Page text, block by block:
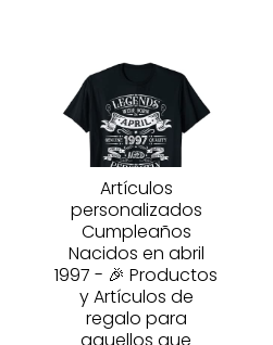
Artículos
personalizados
Cumpleaños
Nacidos en abril
1997 - 🎉 Productos
y Artículos de
regalo para